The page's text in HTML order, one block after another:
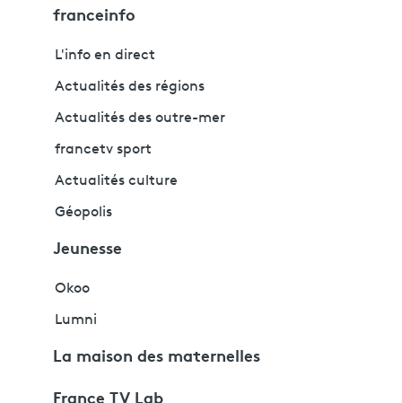
franceinfo
L'info en direct
Actualités des régions
Actualités des outre-mer
francetv sport
Actualités culture
Géopolis
Jeunesse
Okoo
Lumni
La maison des maternelles
France TV Lab